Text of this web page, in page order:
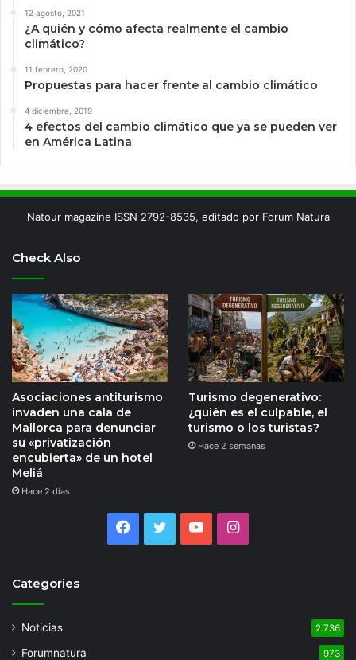
12 agosto, 2021
¿A quién y cómo afecta realmente el cambio
climático?
11 febrero, 2020
Propuestas para hacer frente al cambio climático
4 diciembre, 2019
4 efectos del cambio climático que ya se pueden ver
en América Latina
Natour magazine ISSN 2792-8535, editado por Forum Natura
Check Also
Asociaciones antiturismo
invaden una cala de
Mallorca para denunciar
su «privatización
encubierta» de un hotel
Meliá
Hace 2 días
Turismo degenerativo:
¿quién es el culpable, el
turismo o los turistas?
Hace 2 semanas
Facebook
TwitterYouTubeInstagram
Categories
Noticias 2.736
Forumnatura 973